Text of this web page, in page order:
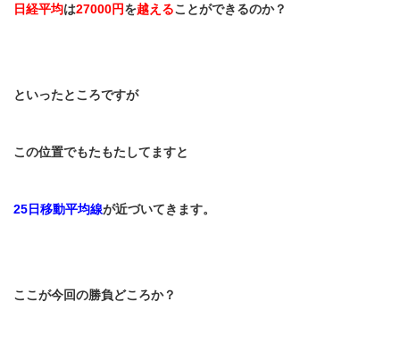
日経平均は27000円を越えることができるのか？
といったところですが
この位置でもたもたしてますと
25日移動平均線が近づいてきます。
ここが今回の勝負どころか？